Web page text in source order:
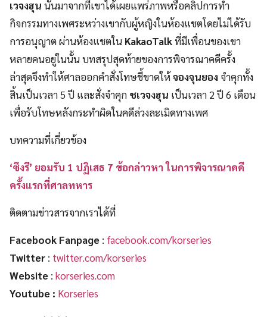
เวจงฮุน นั้นมาจากที่เขาได้เผยแพร่ภาพหรือคลิปการทำ
กิจกรรมทางเพศระหว่างเขากับผู้หญิงในห้องแชตโดยไม่ได้รับ
การอนุญาต ผ่านห้องแชตใน KakaoTalkที่มีเพื่อนของเขา
หลายคนอยู่ในนั้น บทสรุปสุดท้ายของการพิจารณาคดีครั้ง
ล่าสุดจึงทำให้ศาลออกคำสั่งโทษชี้ขาดให้จองจุนยอง จำคุกทั้ง
สิ้นเป็นเวลา 5 ปี และสั่งจำคุก ชเวจงฮุน เป็นเวลา 2 ปี 6 เดือน
เพื่อรับโทษหลังกระทำผิดในคดีล่วงละเมิดทางเพศ
บทความที่เกี่ยวข้อง
‘ซึงรี’ ยอมรับ 1 ปฏิเสธ 7 ข้อกล่าวหา ในการพิจารณาคดี
ครั้งแรกที่ศาลทหาร
ติดตามข่าวสารจากเราได้ที่
Facebook Fanpage : facebook.com/korseries
Twitter : twitter.com/korseries
Website : korseries.com
Youtube : Korseries